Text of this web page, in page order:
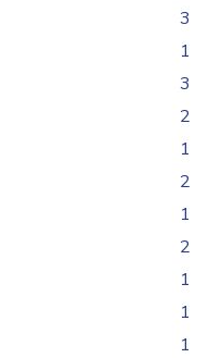
3
1
3
2
1
2
1
2
1
1
1